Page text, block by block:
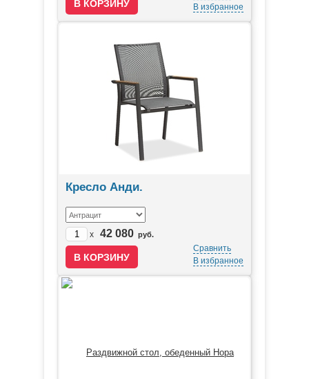
В избранное
Кресло Анди.
x 42 080 руб.
Сравнить
В избранное